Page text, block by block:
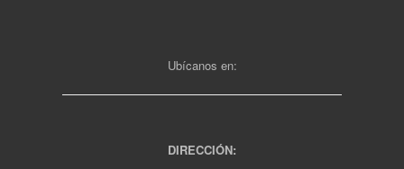
Ubícanos en:
DIRECCIÓN: